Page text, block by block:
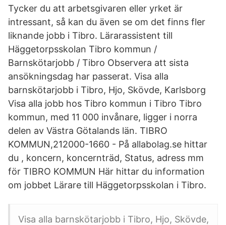
Tycker du att arbetsgivaren eller yrket är
intressant, så kan du även se om det finns fler
liknande jobb i Tibro. Lärarassistent till
Häggetorpsskolan Tibro kommun /
Barnskötarjobb / Tibro Observera att sista
ansökningsdag har passerat. Visa alla
barnskötarjobb i Tibro, Hjo, Skövde, Karlsborg
Visa alla jobb hos Tibro kommun i Tibro Tibro
kommun, med 11 000 invånare, ligger i norra
delen av Västra Götalands län. TIBRO
KOMMUN,212000-1660 - På allabolag.se hittar
du , koncern, koncernträd, Status, adress mm
för TIBRO KOMMUN Här hittar du information
om jobbet Lärare till Häggetorpsskolan i Tibro.
Visa alla barnskötarjobb i Tibro, Hjo, Skövde,